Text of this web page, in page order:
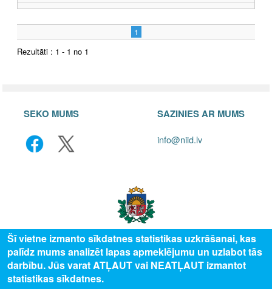
1
Rezultāti : 1 - 1 no 1
SEKO MUMS SAZINIES AR MUMS
info@niid.lv
© 2025 Valsts izglītības attīstības aģentūra, publicētā satura visas tiesības
Šī vietne izmanto sīkdatnes statistikas uzkrāšanai, kas
palīdz mums analizēt lapas apmeklējumu un uzlabot tās
darbību. Jūs varat ATĻAUT vai NEATĻAUT izmantot
statistikas sīkdatnes.